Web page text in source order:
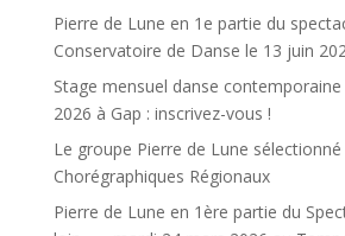
Pierre de Lune en 1e partie du
Conservatoire de Danse le 13 juin
Stage mensuel danse
2026 à Gap : inscrivez-vous !
Le groupe Pierre de Lune
Chorégraphiques Régionaux
Pierre de Lune en 1ère partie du